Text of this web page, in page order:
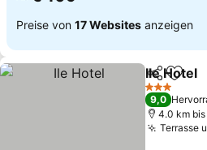
Preise von 17 Websites anzeigen
TeilenZu
Ile Hotel
3 Sterne
9,0
4.0 km
Terrasse